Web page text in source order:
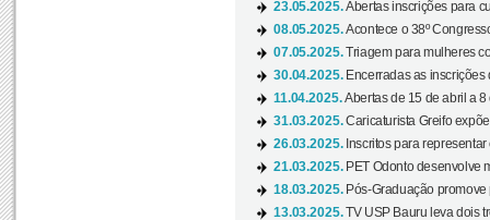
23.05.2025.Abertas inscrições para
08.05.2025.Acontece o 38º
07.05.2025.Triagem para mulheres
30.04.2025. Encerradas as inscrições
11.04.2025.Abertas de 15 de abril a
31.03.2025.Caricaturista Greifo
26.03.2025. Inscritos para
21.03.2025. PET Odonto desenvolve
18.03.2025. Pós-Graduação
13.03.2025.TV USP Bauru leva dois